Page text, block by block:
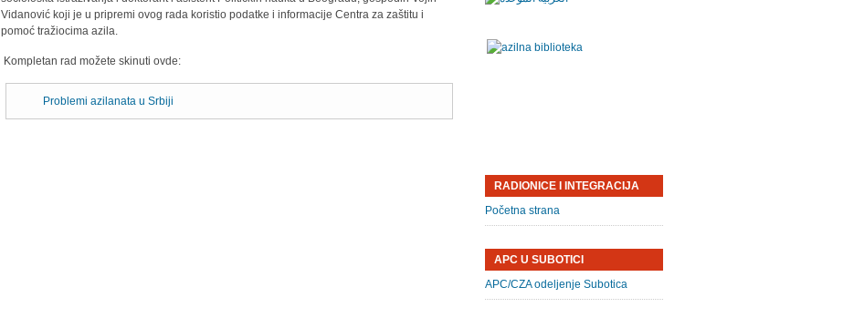
Vidanović koji je u pripremi ovog rada koristio podatke i informacije Centra za zaštitu i
pomoć tražiocima azila.
Kompletan rad možete skinuti ovde:
Problemi azilanata u Srbiji
RADIONICE I INTEGRACIJA
Početna strana
APC U SUBOTICI
APC/CZA odeljenje Subotica